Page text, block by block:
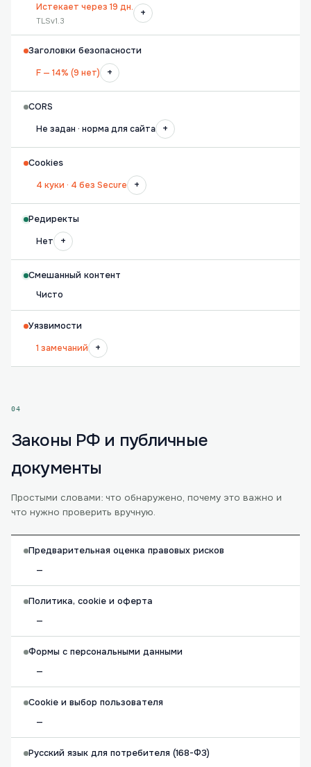
Истекает через 19 дн.
TLSv1.3
+
Заголовки безопасности
F — 14% (9 нет)
+
CORS
Не задан · норма для сайта
+
Cookies
4 куки · 4 без Secure
+
Редиректы
Нет
+
Смешанный контент
Чисто
Уязвимости
1 замечаний
+
04
Законы РФ и публичные
документы
Простыми словами: что обнаружено, почему это важно и
что нужно проверить вручную.
Предварительная оценка правовых рисков
—
Политика, cookie и оферта
—
Формы с персональными данными
—
Cookie и выбор пользователя
—
Русский язык для потребителя (168-ФЗ)